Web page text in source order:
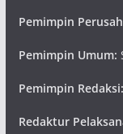
Pemimpin
Pemimpin Umum:
Pemimpin Redaksi:
Redaktur